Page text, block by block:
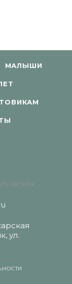
МАЛЫШИ
ЗВОНОК
ул.